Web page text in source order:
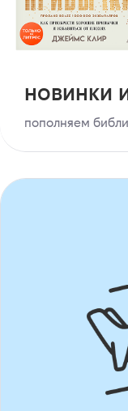
новинки
пополняем